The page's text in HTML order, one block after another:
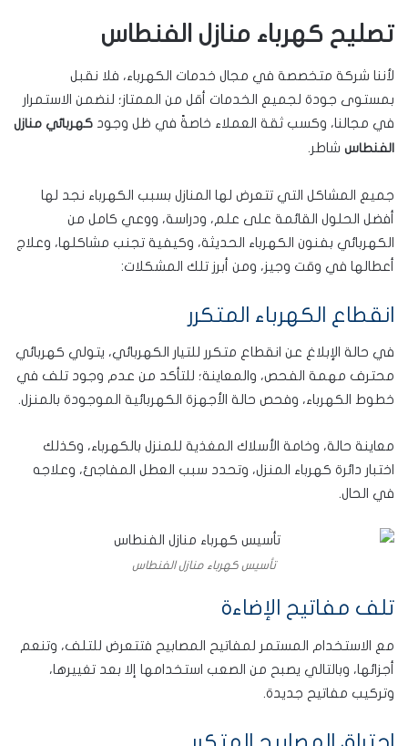
تصليح كهرباء منازل الفنطاس
لأننا شركة متخصصة في مجال خدمات الكهرباء، فلا نقبل
بمستوى جودة لجميع الخدمات أقل من الممتاز؛ لنضمن الاستمرار
في مجالنا، وكسب ثقة العملاء خاصةً في ظل وجود كهربائي منازل
الفنطاس شاطر.
جميع المشاكل التي تتعرض لها المنازل بسبب الكهرباء نجد لها
أفضل الحلول القائمة على علم، ودراسة، ووعي كامل من
الكهربائي بفنون الكهرباء الحديثة، وكيفية تجنب مشاكلها، وعلاج
أعطالها في وقت وجيز، ومن أبرز تلك المشكلات:
انقطاع الكهرباء المتكرر
في حالة الإبلاغ عن انقطاع متكرر للتيار الكهربائي، يتولي كهربائي
محترف مهمة الفحص، والمعاينة؛ للتأكد من عدم وجود تلف في
خطوط الكهرباء، وفحص حالة الأجهزة الكهربائية الموجودة بالمنزل.
معاينة حالة، وخامة الأسلاك المغذية للمنزل بالكهرباء، وكذلك
اختبار دائرة كهرباء المنزل، وتحدد سبب العطل المفاجئ، وعلاجه
في الحال.
تأسيس كهرباء منازل الفنطاس
تلف مفاتيح الإضاءة
مع الاستخدام المستمر لمفاتيح المصابيح فتتعرض للتلف، وتنعم
أجزائها، وبالتالي يصبح من الصعب استخدامها إلا بعد تغييرها،
وتركيب مفاتيح جديدة.